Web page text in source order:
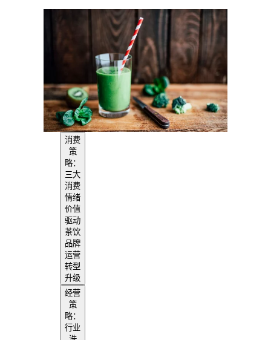
消费
策
略：
三大
消费
情绪
价值
驱动
茶饮
品牌
运营
转型
升级
经营
策
略：
行业